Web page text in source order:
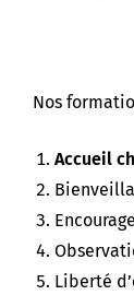
Nos
Accueil
Liberté